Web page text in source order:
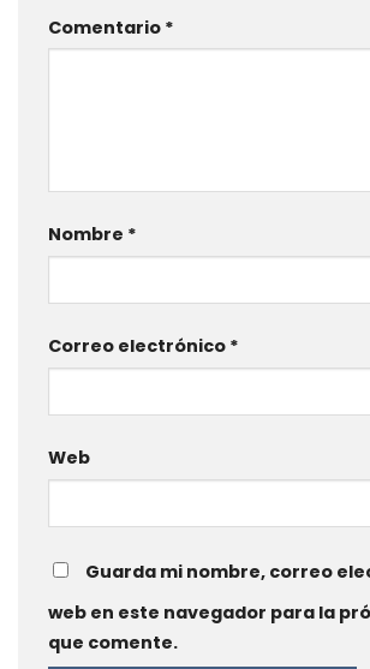
Comentario *
Nombre *
Correo electrónico *
Web
Guarda mi nombre, correo
web en este navegador para la
que comente.